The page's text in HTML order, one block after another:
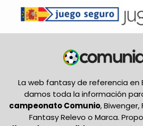
La web fantasy de referencia en
damos toda la información
campeonato Comunio,
Fantasy Relevo o Marca.